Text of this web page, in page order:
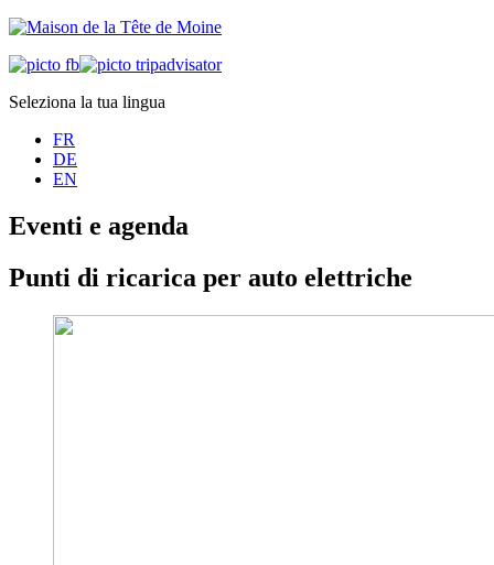
Seleziona la tua lingua
FR
DE
EN
Eventi e agenda
Punti di ricarica per auto elettriche